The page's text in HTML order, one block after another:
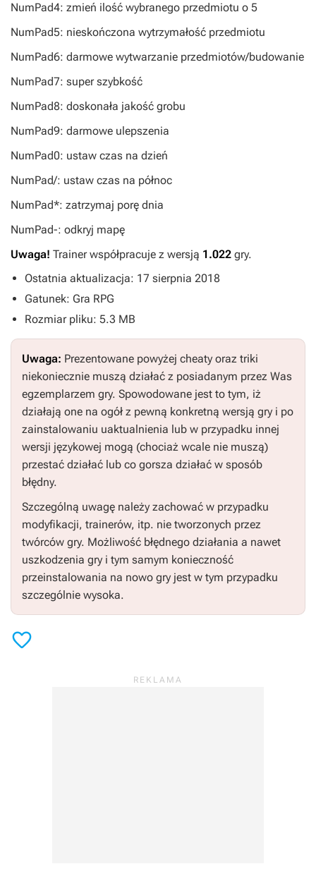
NumPad4: zmień ilość wybranego przedmiotu o 5
NumPad5: nieskończona wytrzymałość przedmiotu
NumPad6: darmowe wytwarzanie przedmiotów/budowanie
NumPad7: super szybkość
NumPad8: doskonała jakość grobu
NumPad9: darmowe ulepszenia
NumPad0: ustaw czas na dzień
NumPad/: ustaw czas na północ
NumPad*: zatrzymaj porę dnia
NumPad-: odkryj mapę
Uwaga! Trainer współpracuje z wersją 1.022 gry.
Ostatnia aktualizacja: 17 sierpnia 2018
Gatunek: Gra RPG
Rozmiar pliku: 5.3 MB
Uwaga: Prezentowane powyżej cheaty oraz triki
niekoniecznie muszą działać z posiadanym przez Was
egzemplarzem gry. Spowodowane jest to tym, iż
działają one na ogół z pewną konkretną wersją gry i po
zainstalowaniu uaktualnienia lub w przypadku innej
wersji językowej mogą (chociaż wcale nie muszą)
przestać działać lub co gorsza działać w sposób
błędny.
Szczególną uwagę należy zachować w przypadku
modyfikacji, trainerów, itp. nie tworzonych przez
twórców gry. Możliwość błędnego działania a nawet
uszkodzenia gry i tym samym konieczność
przeinstalowania na nowo gry jest w tym przypadku
szczególnie wysoka.
